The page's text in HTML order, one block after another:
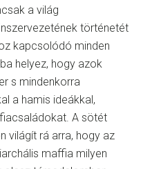
a világ
történetét
kapcsolódó minden
helyez, hogy azok
s mindenkorra
a hamis ideákkal,
A sötét
világít rá arra, hogy az
maffia milyen